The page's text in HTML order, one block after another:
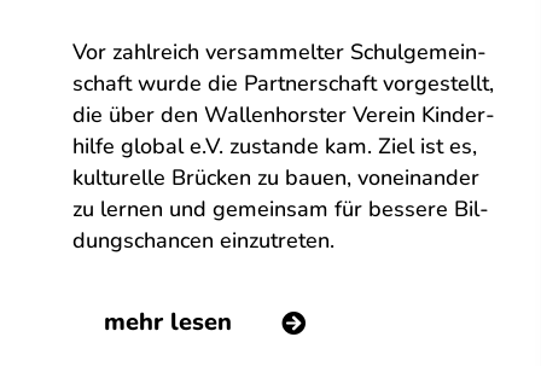
Vor zahl­reich ver­sam­mel­ter Schul­ge­mein­
schaft wur­de die Part­ner­schaft vor­ge­stellt,
die über den Wal­len­hors­ter Ver­ein Kin­der­
hil­fe glo­bal e.V. zu­stan­de kam. Ziel ist es,
kul­tu­rel­le Brü­cken zu bau­en, von­ein­an­der
zu ler­nen und ge­mein­sam für bes­se­re Bil­
dungs­chan­cen ein­zu­tre­ten.
mehr lesen